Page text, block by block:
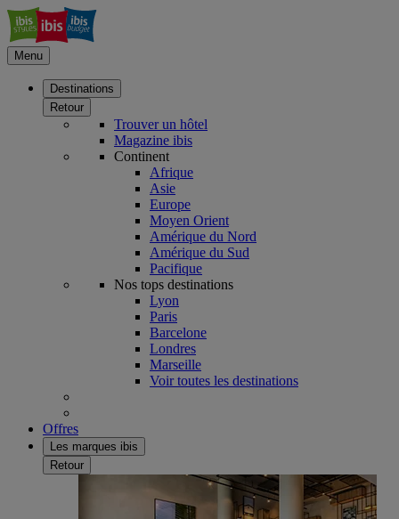
Menu
Destinations
Retour
Trouver un hôtel
Magazine ibis
Continent
Afrique
Asie
Europe
Moyen Orient
Amérique du Nord
Amérique du Sud
Pacifique
Nos tops destinations
Lyon
Paris
Barcelone
Londres
Marseille
Voir toutes les destinations
Offres
Les marques ibis
Retour